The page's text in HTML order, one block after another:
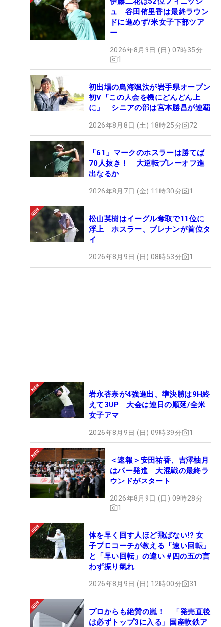
ュ 谷田侑里香は最終ラウン
ドに進めず/米女子下部ツア
ー
2026年8月9日 (日) 07時35分
1
初出場の鳥海颯汰が岩手県オープン
初V「この大会を機にどんどん上
に」 シニアの部は宮本勝昌が連覇
2026年8月8日 (土) 18時25分 72
「61」マークのホスラーは勝てば
70人抜き！ 大逆転プレーオフ進
出なるか
2026年8月7日 (金) 11時30分 1
松山英樹はイーグル奪取で11位に
浮上 ホスラー、ブレナンが首位タ
イ
2026年8月9日 (日) 08時53分 1
岩永杏奈が4強進出、準決勝は9H終
えて3UP 大会は連日の順延/全米
女子アマ
2026年8月9日 (日) 09時39分 1
＜速報＞安田祐香、吉澤柚月
はパー発進 大混戦の最終ラ
ウンドがスタート
2026年8月9日 (日) 09時28分
1
体を早く回す人ほど飛ばない!? 女
子プロコーチが教える「速い回転」
と「早い回転」の違い #四の五の言
わず振り氣れ
2026年8月9日 (日) 12時00分 31
プロからも絶賛の嵐！ 「発売直後
は必ずトップ3に入る」国産軟鉄ア